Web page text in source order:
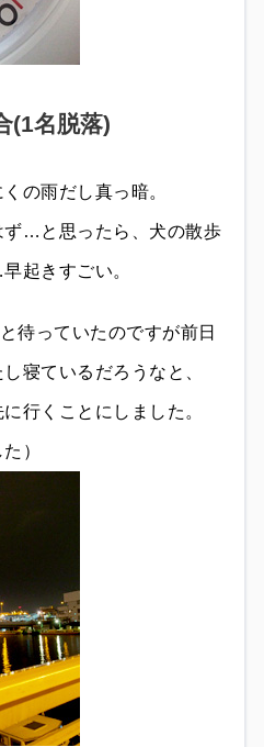
名脱落)
の雨だし真っ暗。
ず…と思ったら、犬の散歩
起きすごい。
待っていたのですが前日
寝ているだろうなと、
行くことにしました。
）